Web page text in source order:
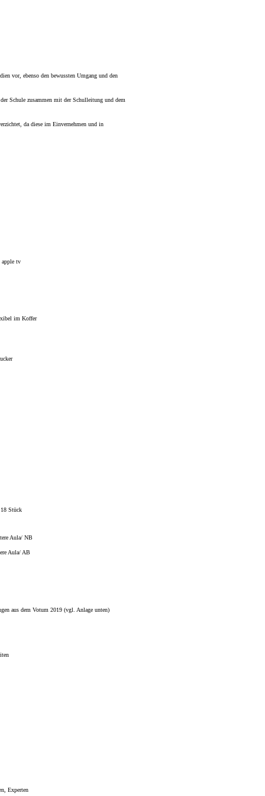
vor, ebenso den bewussten Umgang und den
Schule zusammen mit der Schulleitung und dem
da diese im Einvernehmen und in
apple tv
im Koffer
18 Stück
Aula/ NB
Aula/ AB
aus dem Votum 2019 (vgl. Anlage unten)
Experten